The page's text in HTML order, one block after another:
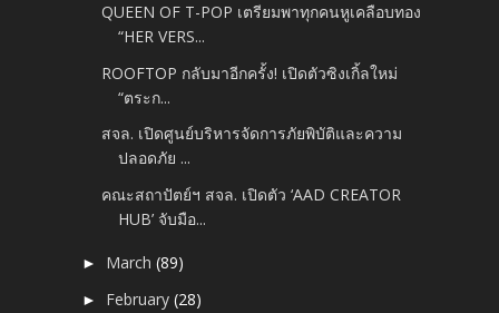
QUEEN OF T-POP เตรียมพาทุกคนหูเคลือบทอง
“HER VERS...
ROOFTOP กลับมาอีกครั้ง! เปิดตัวซิงเกิ้ลใหม่
“ตระก...
สจล. เปิดศูนย์บริหารจัดการภัยพิบัติและความ
ปลอดภัย ...
คณะสถาปัตย์ฯ สจล. เปิดตัว ‘AAD CREATOR
HUB’ จับมือ...
► March(89)
► February(28)